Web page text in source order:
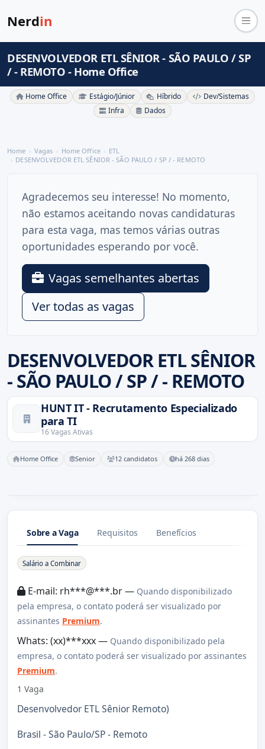
Nerdin
DESENVOLVEDOR ETL SÊNIOR - SÃO PAULO / SP
/ - REMOTO - Home Office
Home Office Estágio/Júnior Híbrido
Dev/Sistemas
Infra
Dados
Home Vagas Home Office
ETL
DESENVOLVEDOR ETL SÊNIOR - SÃO PAULO / SP / - REMOTO
DESENVOLVEDOR ETL SÊNIOR
- SÃO PAULO / SP / - REMOTO
HUNT IT - Recrutamento Especializado
para TI
16 Vagas Ativas
Home Office Senior 12 candidatos há 268 dias
Agradecemos seu interesse! No momento,
não estamos aceitando novas candidaturas
para esta vaga, mas temos várias outras
oportunidades esperando por você.
Vagas semelhantes abertas
Ver todas as vagas
Sobre a Vaga Requisitos Benefícios
Sobre a Vaga
Salário a Combinar
E-mail: rh***@***.br — Quando disponibilizado
pela empresa, o contato poderá ser visualizado por
assinantes Premium.
Whats: (xx)***xxx — Quando disponibilizado pela
empresa, o contato poderá ser visualizado por assinantes
Premium.
1 Vaga
Desenvolvedor ETL Sênior Remoto)
Brasil - São Paulo/SP - Remoto